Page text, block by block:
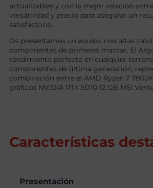
actualizables y con la mejor relación
versatilidad y precio para asegurar un
satisfactorio.
Os presentamos un equipo con altas
componentes de primeras marcas. El
rendimiento perfecto en cualquier
componentes de última generación,
combinación entre el AMD Ryzen 7
gráficos NVIDIA RTX 5070 12 GB MSI
Características
Presentación